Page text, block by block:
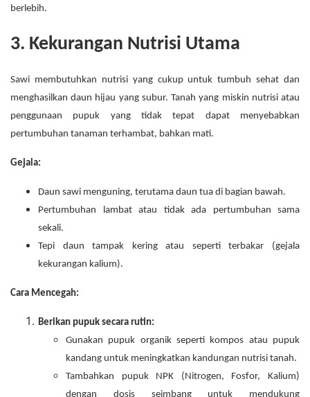
berlebih.
3. Kekurangan Nutrisi Utama
Sawi membutuhkan nutrisi yang cukup untuk tumbuh sehat dan
menghasilkan daun hijau yang subur. Tanah yang miskin nutrisi atau
penggunaan pupuk yang tidak tepat dapat menyebabkan
pertumbuhan tanaman terhambat, bahkan mati.
Gejala:
Daun sawi menguning, terutama daun tua di bagian bawah.
Pertumbuhan lambat atau tidak ada pertumbuhan sama
sekali.
Tepi daun tampak kering atau seperti terbakar (gejala
kekurangan kalium).
Cara Mencegah:
Berikan pupuk secara rutin:
Gunakan pupuk organik seperti kompos atau pupuk
kandang untuk meningkatkan kandungan nutrisi tanah.
Tambahkan pupuk NPK (Nitrogen, Fosfor, Kalium)
dengan dosis seimbang untuk mendukung